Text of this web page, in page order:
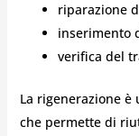
riparazione
inserimento
verifica del
La rigenerazione è
che permette di